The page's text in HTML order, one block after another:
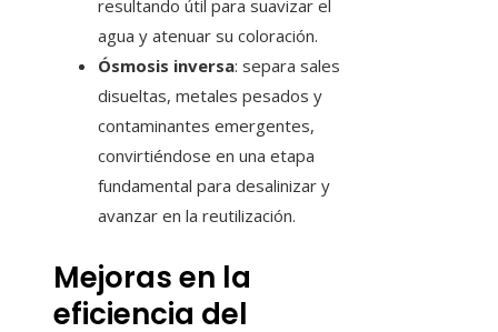
resultando útil para suavizar el
agua y atenuar su coloración.
Ósmosis inversa: separa sales
disueltas, metales pesados y
contaminantes emergentes,
convirtiéndose en una etapa
fundamental para desalinizar y
avanzar en la reutilización.
Mejoras en la
eficiencia del